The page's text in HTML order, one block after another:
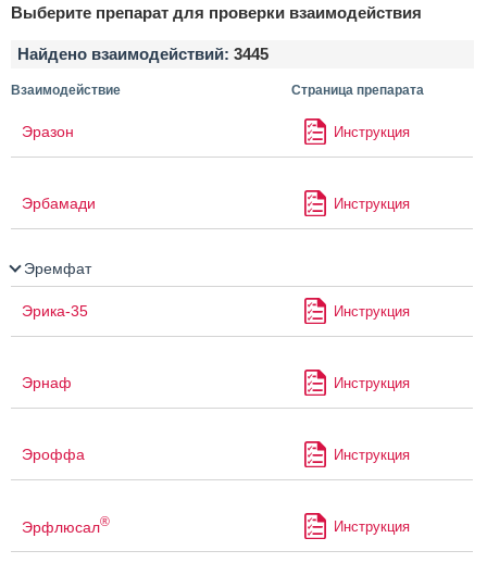
Выберите препарат для проверки взаимодействия
Найдено взаимодействий: 3445
Взаимодействие Страница препарата
Эразон Инструкция
Эрбамади Инструкция
Эремфат
Эрика-35 Инструкция
Эрнаф Инструкция
Эроффа Инструкция
Эрфлюсал® Инструкция